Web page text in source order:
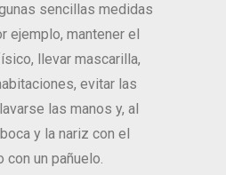
sencillas medidas
ejemplo, mantener el
llevar mascarilla,
evitar las
las manos y, al
y la nariz con el
un pañuelo.